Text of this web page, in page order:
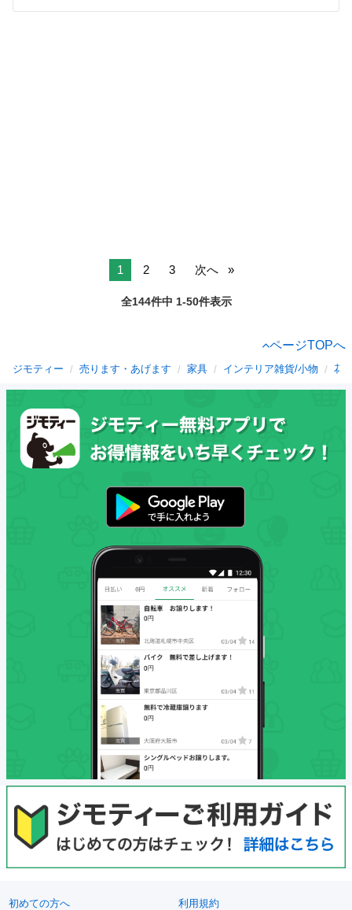
1 2 3 次へ
全144件中 1-50件表示
ページTOPへ
ジモティー 売ります・あげます 家具 インテリア雑貨/小物 花
初めての方へ 利用規約